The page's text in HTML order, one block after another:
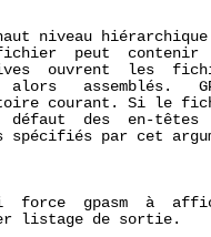
niveau hiérarchique
peut  contenir
ouvrent  les
alors   assemblés.
courant. Si le
défaut  des  en-têtes
spécifiés par cet
force  gpasm  à
listage de sortie.